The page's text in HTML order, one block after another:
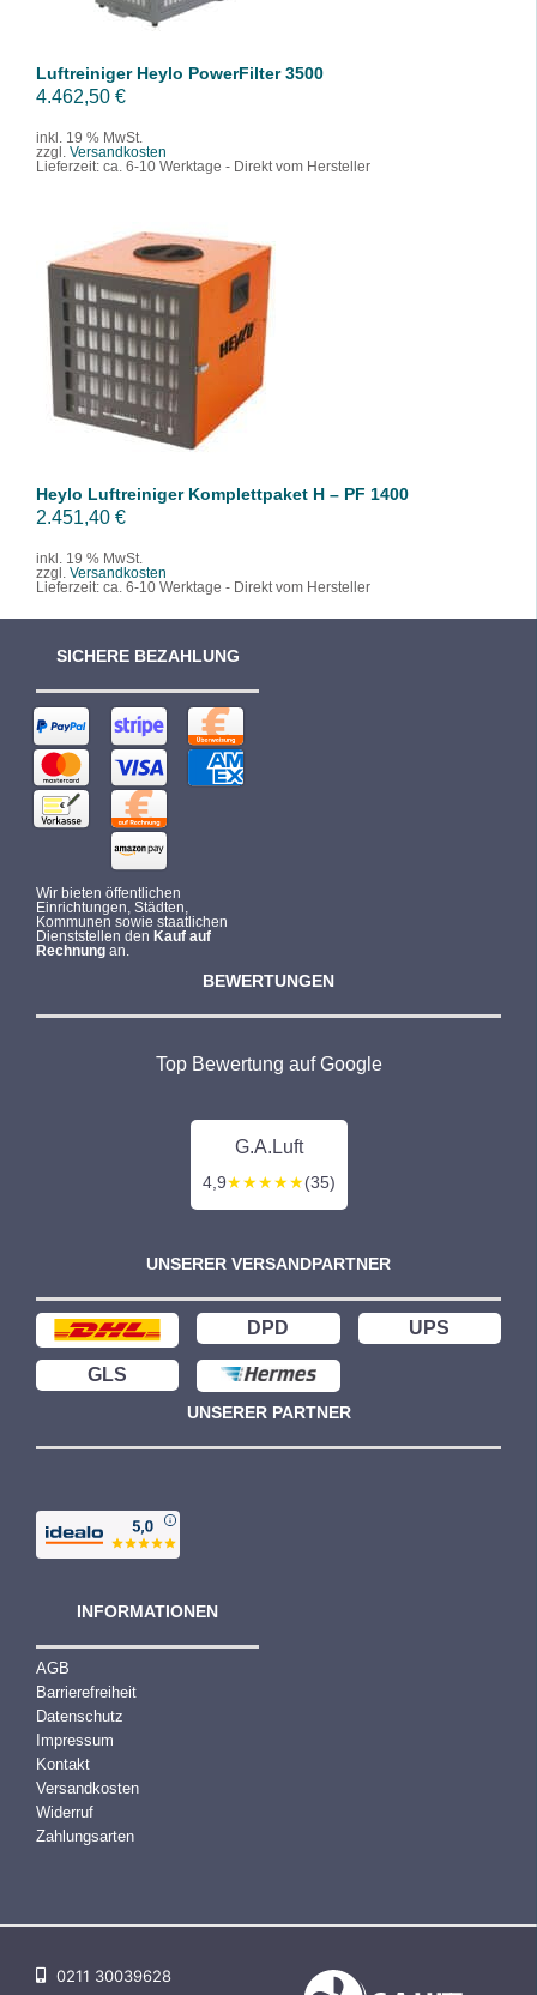
Luftreiniger Heylo PowerFilter 3500
4.462,50 €
inkl. 19 % MwSt.
zzgl. Versandkosten
Lieferzeit: ca. 6-10 Werktage - Direkt vom Hersteller
IN DEN WARENKORB
/
DETAILS
Heylo Luftreiniger Komplettpaket H – PF 1400
2.451,40 €
inkl. 19 % MwSt.
zzgl. Versandkosten
Lieferzeit: ca. 6-10 Werktage - Direkt vom Hersteller
SICHERE BEZAHLUNG
Wir bieten öffentlichen
Einrichtungen, Städten,
Kommunen sowie staatlichen
Dienststellen den Kauf auf
Rechnungan.
BEWERTUNGEN
Top Bewertung auf Google
G.A.Luft
4,9★★★★★(35)
UNSERER VERSANDPARTNER
DPD UPS
GLS
UNSERER PARTNER
INFORMATIONEN
AGB
Barrierefreiheit
Datenschutz
Impressum
Kontakt
Versandkosten
Widerruf
Zahlungsarten
0211 30039628